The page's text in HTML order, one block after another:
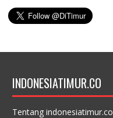
INDONESIATIMUR.CO
Tentang indonesiatimur.co